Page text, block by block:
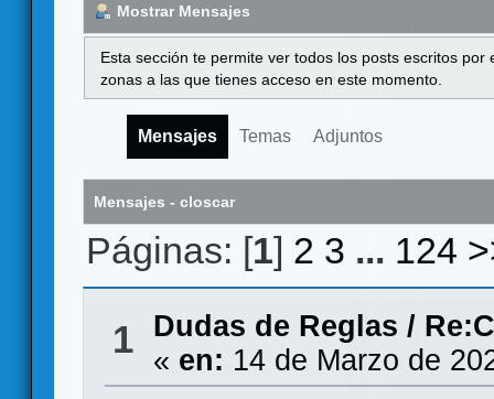
Mostrar Mensajes
Esta sección te permite ver todos los posts escritos
zonas a las que tienes acceso en este momento.
Mensajes Temas Adjuntos
Mensajes - closcar
Páginas: [1] 2 3 ... 124
1 Dudas de Reglas /
« en: 14 de Marzo de